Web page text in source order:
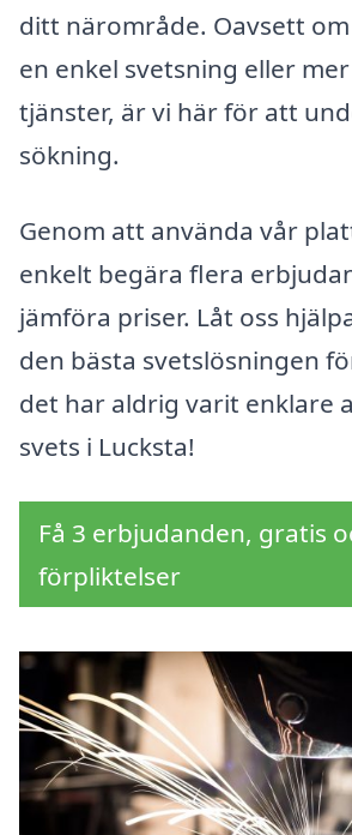
ditt närområde. Oavsett
en enkel svetsning eller
tjänster, är vi här för att
sökning.
Genom att använda vår
enkelt begära flera
jämföra priser. Låt oss
den bästa svetslösningen
det har aldrig varit enklare
svets i Lucksta!
Få 3 erbjudanden, gratis
förpliktelser